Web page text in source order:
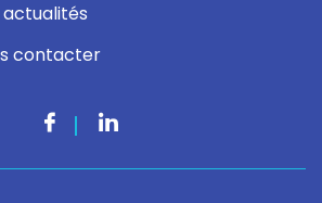
actualités
contacter